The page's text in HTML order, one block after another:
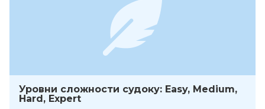
Уровни сложности судоку: Easy, Medium,
Hard, Expert